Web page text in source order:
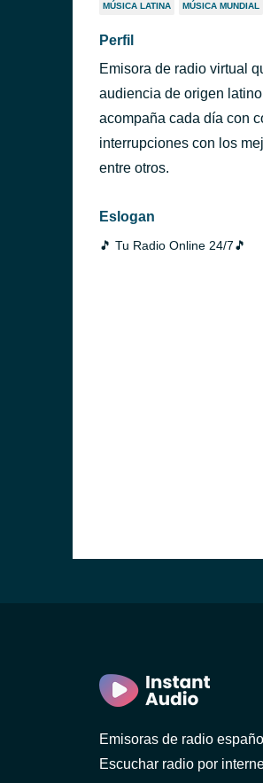
MÚSICA LATINA MÚSICA MUNDIAL
Perfil
Emisora de radio virtual
audiencia de origen
acompaña cada día con
interrupciones con los
entre otros.
Eslogan
🎵 Tu Radio Online 24/7🎵
Emisoras de radio
Escuchar radio por